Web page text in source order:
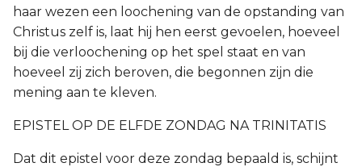
haar wezen een loochening van de opstanding van
Christus zelf is, laat hij hen eerst gevoelen, hoeveel
bij die verloochening op het spel staat en van
hoeveel zij zich beroven, die begonnen zijn die
mening aan te kleven.
EPISTEL OP DE ELFDE ZONDAG NA TRINITATIS
Dat dit epistel voor deze zondag bepaald is, schijnt